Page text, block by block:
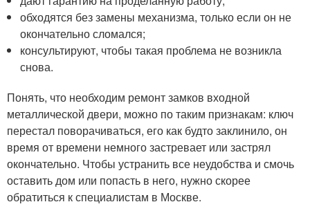
обходятся без замены механизма, только если он не
окончательно сломался;
консультируют, чтобы такая проблема не возникла
снова.
Понять, что необходим ремонт замков входной
металлической двери, можно по таким признакам: ключ
перестал поворачиваться, его как будто заклинило, он
время от времени немного застревает или застрял
окончательно. Чтобы устранить все неудобства и смочь
оставить дом или попасть в него, нужно скорее
обратиться к специалистам в Москве.